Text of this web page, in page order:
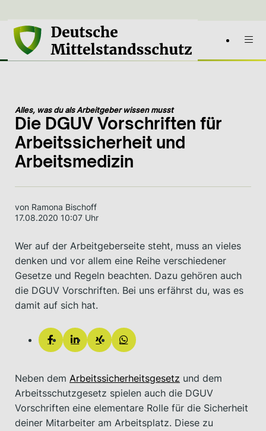
Alles, was du als Arbeitgeber wissen musst
Die DGUV Vorschriften für
Arbeitssicherheit und
Arbeitsmedizin
von Ramona Bischoff
17.08.2020 10:07 Uhr
Wer auf der Arbeitgeberseite steht, muss an vieles
denken und vor allem eine Reihe verschiedener
Gesetze und Regeln beachten. Dazu gehören auch
die DGUV Vorschriften. Bei uns erfährst du, was es
damit auf sich hat.
Neben dem Arbeitssicherheitsgesetz und dem
Arbeitsschutzgesetz spielen auch die DGUV
Vorschriften eine elementare Rolle für die Sicherheit
deiner Mitarbeiter am Arbeitsplatz. Diese zu